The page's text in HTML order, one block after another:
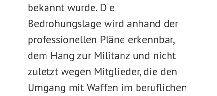
bekannt wurde. Die
Bedrohungslage wird anhand der
professionellen Pläne erkennbar,
dem Hang zur Militanz und nicht
zuletzt wegen Mitglieder, die den
Umgang mit Waffen im beruflichen